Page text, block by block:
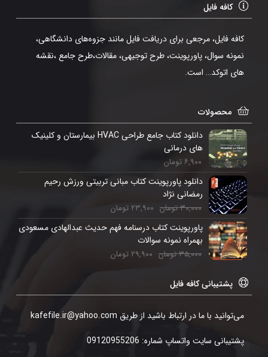
کافه فایل
کافه فایل، مرجعی برای دریافت فایل مانند جزوه‌های دانشگاهی،
نمونه سوال، پاورپوینت، طرح توجیهی، مقالات،طرح جامع ،نقشه
های اتوکد… است.
محصولات
دانلود کتاب جامع طراحی HVAC بیمارستان و کلینیک
های درمانی
۶,۹۰۰ تومان
دانلود پاورپوینت کتاب مبانی تربیتی ورزش رحیم
رمضانی‌ نژاد
۳۰,۰۰۰تومان ۲۳,۹۰۰ تومان
پاورپوینت کتاب درسنامه فهم حدیث عبدالهادی مسعودی
بهمراه نمونه سوالات
۳۵,۰۰۰تومان ۲۹,۹۰۰ تومان
پشتیبانی کافه فایل
می‌توانید با ما در ارتباط باشید از طریق kafefile.ir@yahoo.com
پشتیبانی سایت واتساپ شماره: 09120955206